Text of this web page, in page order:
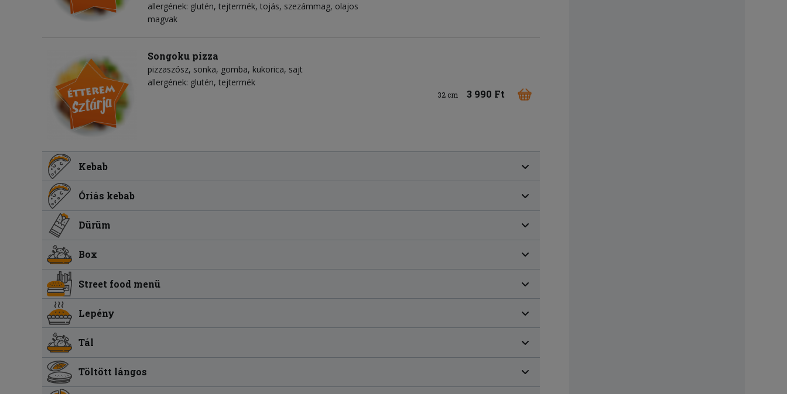
allergének: glutén, tejtermék, tojás, szezámmag, olajos
magvak
Songoku pizza
pizzaszósz sonka gomba kukorica sajt
allergének: glutén, tejtermék
32 cm 3 990 Ft
Kebab
Óriás kebab
Dürüm
Box
Street food menü
Lepény
Tál
Töltött lángos